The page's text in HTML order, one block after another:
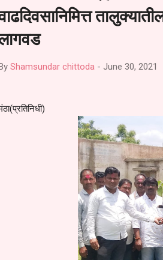
Shamsundar chittoda - June 30, 2021